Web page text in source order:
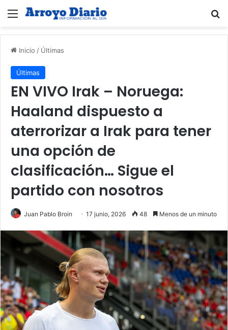
Menú
Inicio / Últimas
Últimas
EN VIVO Irak – Noruega:
Haaland dispuesto a
aterrorizar a Irak para tener
una opción de
clasificación… Sigue el
partido con nosotros
Juan Pablo Broin 17 junio, 2026 48 Menos de un minuto